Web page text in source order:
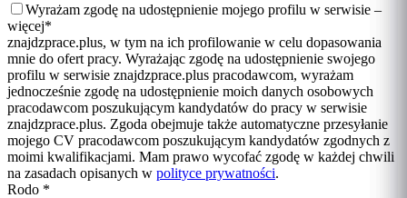
Wyrażam zgodę na udostępnienie mojego profilu w serwisie –
więcej*
znajdzprace.plus, w tym na ich profilowanie w celu dopasowania
mnie do ofert pracy. Wyrażając zgodę na udostępnienie swojego
profilu w serwisie znajdzprace.plus pracodawcom, wyrażam
jednocześnie zgodę na udostępnienie moich danych osobowych
pracodawcom poszukującym kandydatów do pracy w serwisie
znajdzprace.plus. Zgoda obejmuje także automatyczne przesyłanie
mojego CV pracodawcom poszukującym kandydatów zgodnych z
moimi kwalifikacjami. Mam prawo wycofać zgodę w każdej chwili
na zasadach opisanych w polityce prywatności.
Rodo *